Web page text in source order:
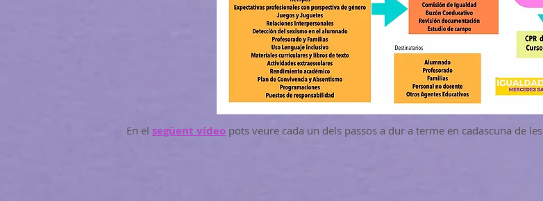
En el següent vídeo pots veure cada un dels passos a dur a terme en cadascuna de les